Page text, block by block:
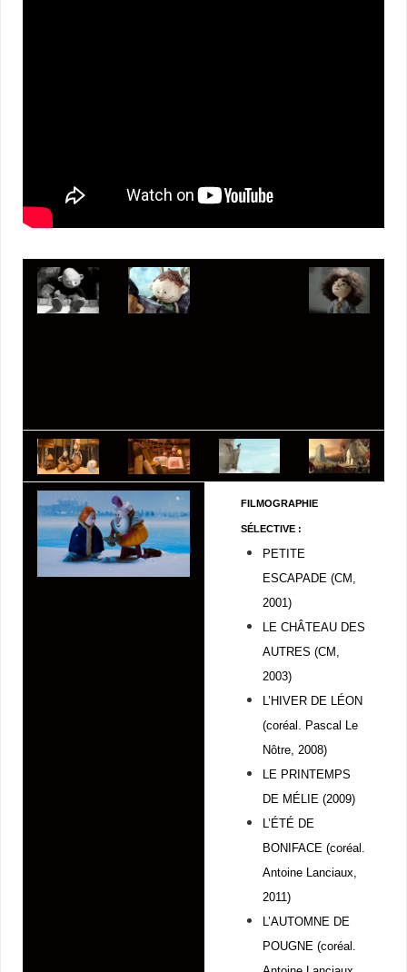
FILMOGRAPHIE
SÉLECTIVE :
PETITE
ESCAPADE (CM,
2001)
LE CHÂTEAU DES
AUTRES (CM,
2003)
L’HIVER DE LÉON
(coréal. Pascal Le
Nôtre, 2008)
LE PRINTEMPS
DE MÉLIE (2009)
L’ÉTÉ DE
BONIFACE (coréal.
Antoine Lanciaux,
2011)
L’AUTOMNE DE
POUGNE (coréal.